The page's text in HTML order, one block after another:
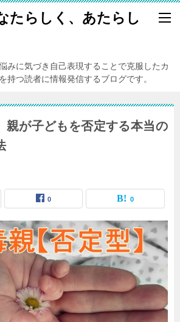
たらしく、あたらし
みに気づき自己表現することで克服したカ
持つ読者に情報発信するブログです。
親が子どもを否定する本当の
0 0